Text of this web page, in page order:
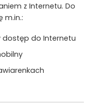
z Internetu. Do
m.in.:
dostęp do Internetu